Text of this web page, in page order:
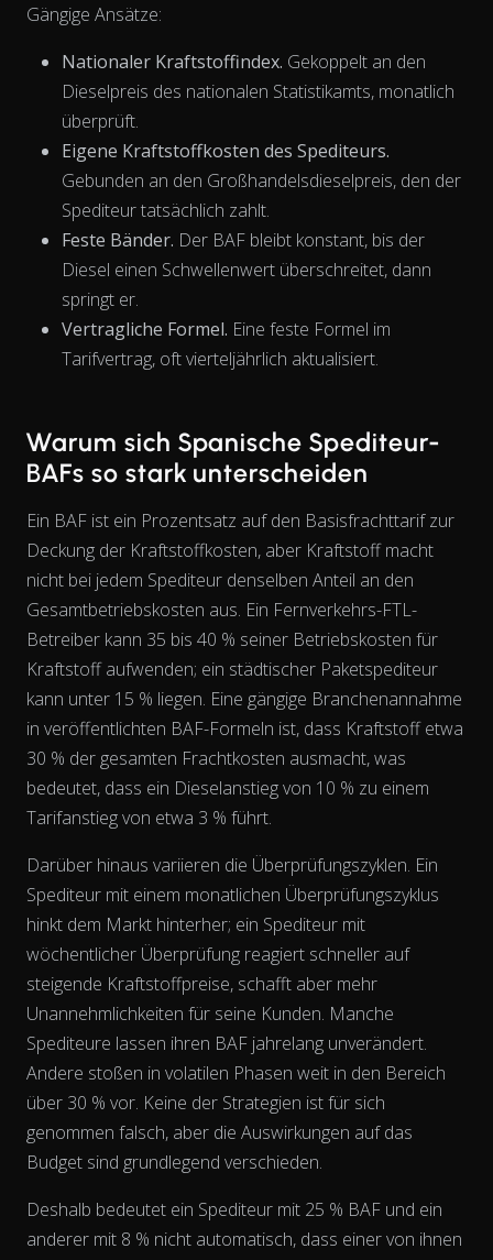
The chart has 1 X axis displaying Time. Data ranges from
The chart has 2 Y axes displaying % and EUR/L.
Gängige Ansätze:
Nationaler Kraftstoffindex. Gekoppelt an den
Dieselpreis des nationalen Statistikamts, monatlich
überprüft.
Eigene Kraftstoffkosten des Spediteurs.
Gebunden an den Großhandelsdieselpreis, den der
Spediteur tatsächlich zahlt.
Feste Bänder. Der BAF bleibt konstant, bis der
Diesel einen Schwellenwert überschreitet, dann
springt er.
Vertragliche Formel. Eine feste Formel im
Tarifvertrag, oft vierteljährlich aktualisiert.
Warum sich Spanische Spediteur-
BAFs so stark unterscheiden
Ein BAF ist ein Prozentsatz auf den Basisfrachttarif zur
Deckung der Kraftstoffkosten, aber Kraftstoff macht
nicht bei jedem Spediteur denselben Anteil an den
Gesamtbetriebskosten aus. Ein Fernverkehrs-FTL-
Betreiber kann 35 bis 40 % seiner Betriebskosten für
Kraftstoff aufwenden; ein städtischer Paketspediteur
kann unter 15 % liegen. Eine gängige Branchenannahme
in veröffentlichten BAF-Formeln ist, dass Kraftstoff etwa
30 % der gesamten Frachtkosten ausmacht, was
bedeutet, dass ein Dieselanstieg von 10 % zu einem
Tarifanstieg von etwa 3 % führt.
Darüber hinaus variieren die Überprüfungszyklen. Ein
Spediteur mit einem monatlichen Überprüfungszyklus
hinkt dem Markt hinterher; ein Spediteur mit
wöchentlicher Überprüfung reagiert schneller auf
steigende Kraftstoffpreise, schafft aber mehr
Unannehmlichkeiten für seine Kunden. Manche
Spediteure lassen ihren BAF jahrelang unverändert.
Andere stoßen in volatilen Phasen weit in den Bereich
über 30 % vor. Keine der Strategien ist für sich
genommen falsch, aber die Auswirkungen auf das
Budget sind grundlegend verschieden.
Deshalb bedeutet ein Spediteur mit 25 % BAF und ein
anderer mit 8 % nicht automatisch, dass einer von ihnen